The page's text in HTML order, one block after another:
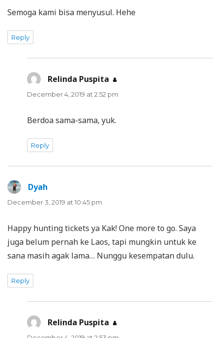
Semoga kami bisa menyusul. Hehe
Reply
Relinda Puspita says:
December 4, 2019 at 2:52 pm
Berdoa sama-sama, yuk.
Reply
Dyah
December 3, 2019 at 10:45 pm
Happy hunting tickets ya Kak! One more to go. Saya
juga belum pernah ke Laos, tapi mungkin untuk ke
sana masih agak lama… Nunggu kesempatan dulu.
Reply
Relinda Puspita says: